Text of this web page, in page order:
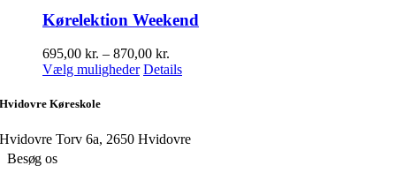
Kørelektion Weekend
695,00 kr. – 870,00 kr.
695,00 kr.
Vælg muligheder Dette
varianter.
Mulighederne
Details
Hvidovre Køreskole
Hvidovre Torv 6a, 2650 Hvidovre
Besøg os